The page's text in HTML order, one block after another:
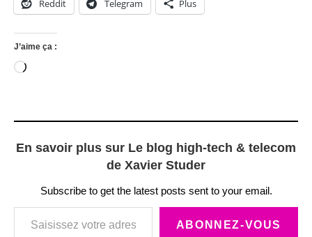
Reddit Telegram Plus
J’aime ça :
Chargement…
En savoir plus sur Le blog high-tech & telecom
de Xavier Studer
Subscribe to get the latest posts sent to your email.
Saisissez votre adresse e-mail…
ABONNEZ-VOUS